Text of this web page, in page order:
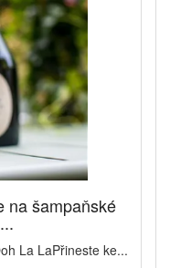
na šampaňské
La LaPřineste ke...